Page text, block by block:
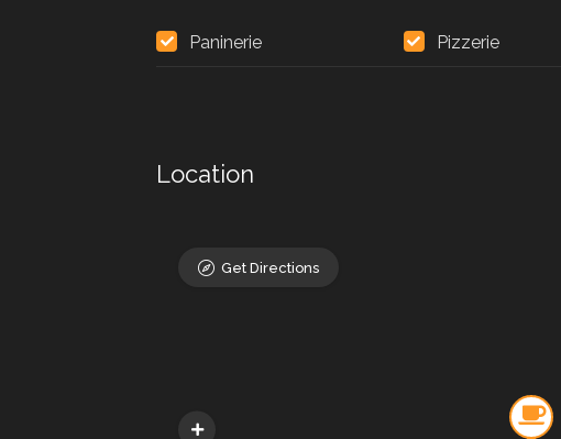
Paninerie Pizzerie
Location
Get Directions